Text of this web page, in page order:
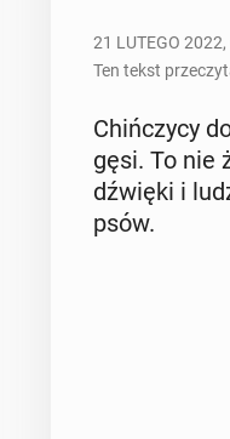
21 LUTEGO
Ten tekst
Chiń­czy­cy
gęsi. To nie
dźwięki i
psów.